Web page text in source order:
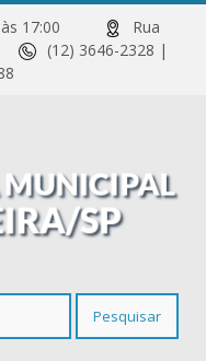
às 17:00
Rua
(12) 3646-2328 |